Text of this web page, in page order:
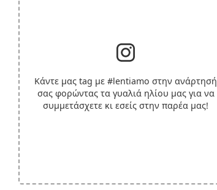
Κάντε μας tag με #lentiamo στην ανάρτησή
σας φορώντας τα γυαλιά ηλίου μας για να
συμμετάσχετε κι εσείς στην παρέα μας!